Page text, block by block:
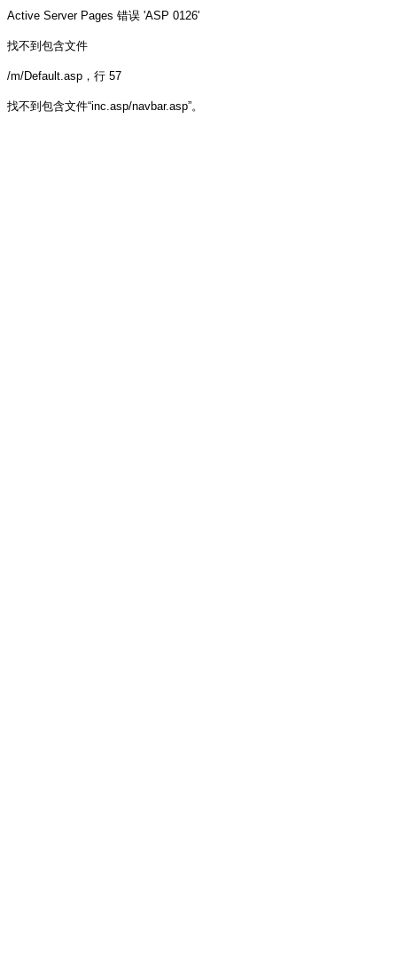
Active Server Pages 错误 'ASP 0126'
找不到包含文件
/m/Default.asp ，行 57
找不到包含文件“inc.asp/navbar.asp”。